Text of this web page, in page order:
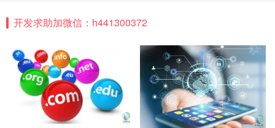
开发求助加微信：h441300372